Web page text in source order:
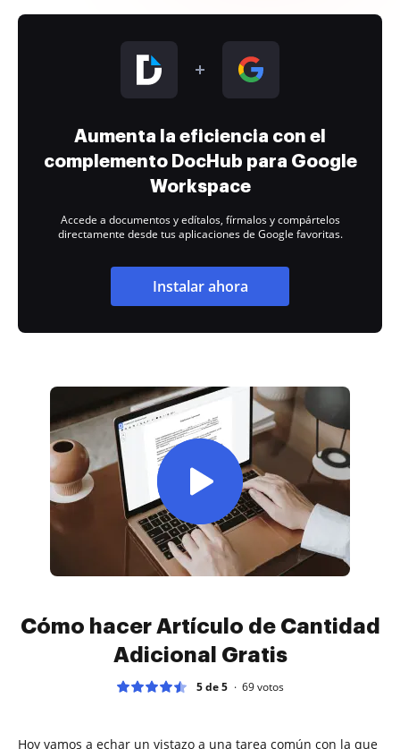
Aumenta la eficiencia con el
complemento DocHub para Google
Workspace
Accede a documentos y edítalos, fírmalos y compártelos
directamente desde tus aplicaciones de Google favoritas.
Instalar ahora
Cómo hacer Artículo de Cantidad
Adicional Gratis
5 de 5 69votos
Hoy vamos a echar un vistazo a una tarea común con la que